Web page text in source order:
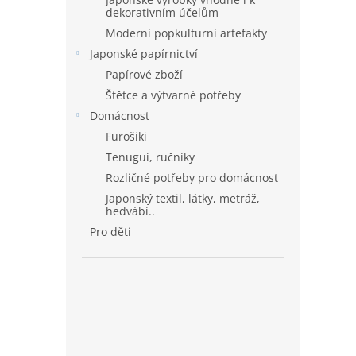
dekorativním účelům
Moderní popkulturní artefakty
Japonské papírnictví
Papírové zboží
Štětce a výtvarné potřeby
Domácnost
Furošiki
Tenugui, ručníky
Rozličné potřeby pro domácnost
Japonský textil, látky, metráž,
hedvábí..
Pro děti